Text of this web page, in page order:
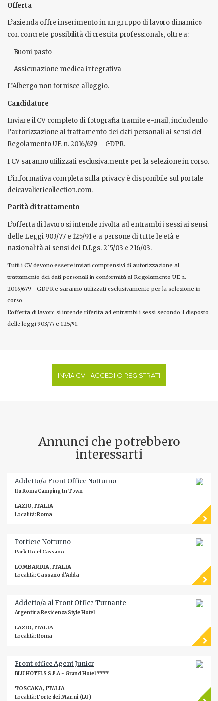
Offerta
L’azienda offre inserimento in un gruppo di lavoro dinamico
con concrete possibilità di crescita professionale, oltre a:
– Buoni pasto
– Assicurazione medica integrativa
L’Albergo non fornisce alloggio.
Candidature
Inviare il CV completo di fotografia tramite e-mail, includendo
l’autorizzazione al trattamento dei dati personali ai sensi del
Regolamento UE n. 2016/679 – GDPR.
I CV saranno utilizzati esclusivamente per la selezione in corso.
L’informativa completa sulla privacy è disponibile sul portale
deicavaliericollection.com.
Parità di trattamento
L’offerta di lavoro si intende rivolta ad entrambi i sessi ai sensi
delle Leggi 903/77 e 125/91 e a persone di tutte le età e
nazionalità ai sensi dei D.Lgs. 215/03 e 216/03.
Tutti i CV devono essere inviati comprensivi di autorizzazione al
trattamento dei dati personali in conformità al Regolamento UE n.
2016/679 - GDPR e saranno utilizzati esclusivamente per la selezione in
corso.
L'offerta di lavoro si intende riferita ad entrambi i sessi secondo il disposto
delle leggi 903/77 e 125/91.
INVIA CV - ACCEDI O REGISTRATI
Annunci che potrebbero
interessarti
Addetto/a Front Office Notturno
Hu Roma Camping In Town
LAZIO, ITALIA
Località: Roma
Portiere Notturno
Park Hotel Cassano
LOMBARDIA, ITALIA
Località: Cassano d'Adda
Addetto/a al Front Office Turnante
Argentina Residenza Style Hotel
LAZIO, ITALIA
Località: Roma
Front office Agent Junior
BLU HOTELS S.P.A - Grand Hotel ****
TOSCANA, ITALIA
Località: Forte dei Marmi (LU)